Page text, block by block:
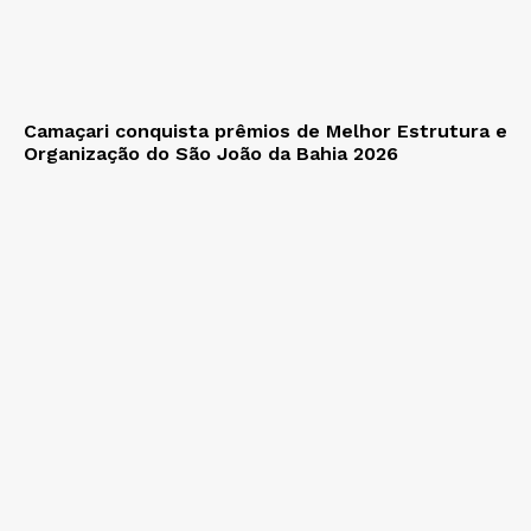
Camaçari conquista prêmios de Melhor Estrutura e
Organização do São João da Bahia 2026